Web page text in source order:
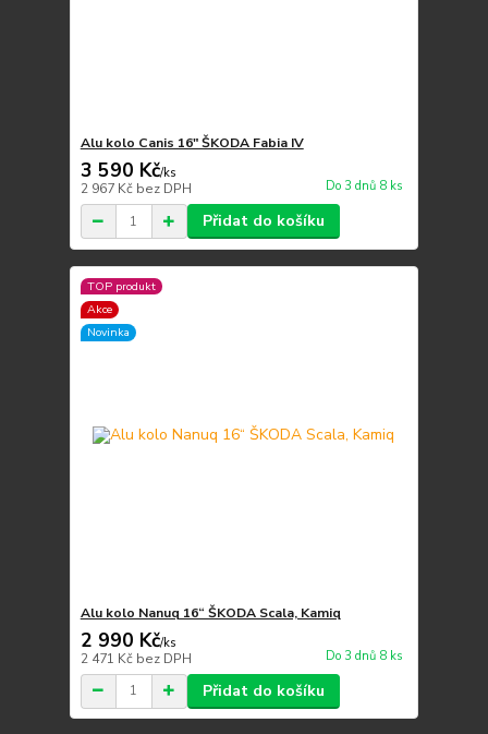
Alu kolo Canis 16" ŠKODA Fabia IV
3 590 Kč/ks
2 967 Kč bez DPH Do 3 dnů 8 ks
Přidat do košíku
TOP produkt
Akce
Novinka
Alu kolo Nanuq 16“ ŠKODA Scala, Kamiq
2 990 Kč/ks
2 471 Kč bez DPH Do 3 dnů 8 ks
Přidat do košíku